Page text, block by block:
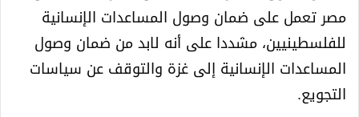
مصر تعمل على ضمان وصول المساعدات الإنسانية
للفلسطينيين، مشددا على أنه لابد من ضمان وصول
المساعدات الإنسانية إلى غزة والتوقف عن سياسات
التجويع.